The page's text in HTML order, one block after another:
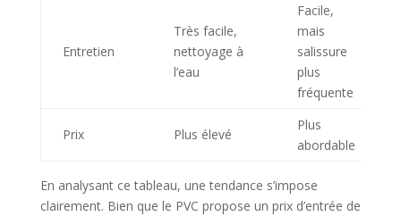
Entretien
Très facile,
nettoyage à
l’eau
Facile,
mais
salissure
plus
fréquente
Prix Plus élevé
Plus
abordable
En analysant ce tableau, une tendance s’impose
clairement. Bien que le PVC propose un prix d’entrée de